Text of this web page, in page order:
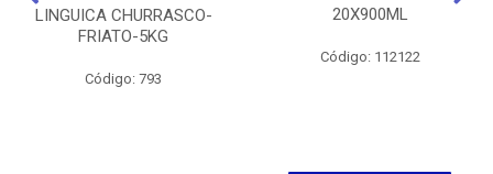
LINGUICA CHURRASCO-
FRIATO-5KG
Código: 793
20X900ML
Código: 112122